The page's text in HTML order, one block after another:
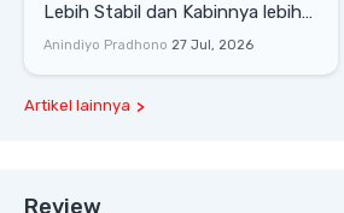
Lebih Stabil dan Kabinnya lebih
Senyap
Anindiyo Pradhono 27 Jul, 2026
Artikel lainnya
Review